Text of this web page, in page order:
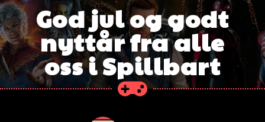
God jul og godt
nyttår fra alle
oss i Spillbart